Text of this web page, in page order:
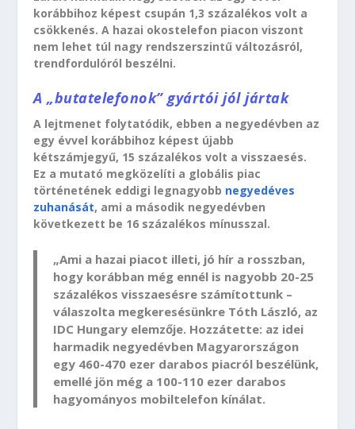
korábbihoz képest csupán 1,3 százalékos volt a
csökkenés. A hazai okostelefon piacon viszont
nem lehet túl nagy rendszerszintű változásról,
trendfordulóról beszélni.
A „butatelefonok” gyártói jól jártak
A lejtmenet folytatódik, ebben a negyedévben az
egy évvel korábbihoz képest újabb
kétszámjegyű, 15 százalékos volt a visszaesés.
Ez a mutató megközelíti a globális piac
történetének eddigi legnagyobb negyedéves
zuhanását, ami a második negyedévben
következett be 16 százalékos mínusszal.
„Ami a hazai piacot illeti, jó hír a rosszban,
hogy korábban még ennél is nagyobb 20-25
százalékos visszaesésre számítottunk –
válaszolta megkeresésünkre Tóth László, az
IDC Hungary elemzője. Hozzátette: az idei
harmadik negyedévben Magyarországon
egy 460-470 ezer darabos piacról beszélünk,
emellé jön még a 100-110 ezer darabos
hagyományos mobiltelefon kínálat.